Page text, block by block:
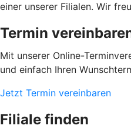
einer unserer Filialen. Wir
Termin
Mit unserer Online-
und einfach Ihren
Jetzt Termin vereinbaren
Filiale finden